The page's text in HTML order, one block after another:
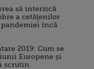
să interzică
a cetăţenilor
încă
2019: Cum se
Europene și
scrutin